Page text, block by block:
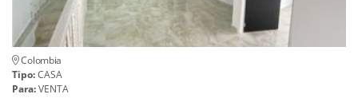
Colombia
Tipo:CASA
Para:VENTA